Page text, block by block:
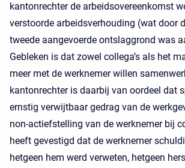
kantonrechter de arbeidsovereenkomst
verstoorde arbeidsverhouding (wat door
tweede aangevoerde ontslaggrond was
Gebleken is dat zowel collega’s als het
meer met de werknemer willen
kantonrechter is daarbij van oordeel dat
ernstig verwijtbaar gedrag van de
non-actiefstelling van de werknemer bij
heeft gevestigd dat de werknemer
hetgeen hem werd verweten, hetgeen